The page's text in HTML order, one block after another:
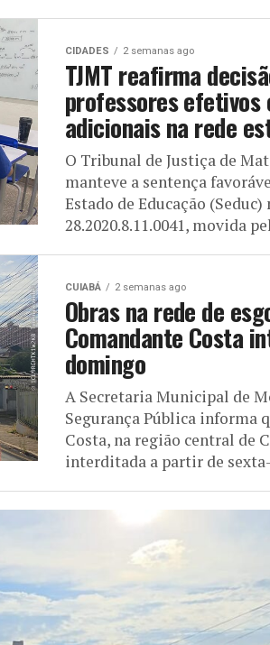
CIDADES 2 semanas ago
TJMT reafirma
professores efetivos
adicionais na rede
O Tribunal de Justiça de
manteve a sentença
Estado de Educação (Seduc)
28.2020.8.11.0041, movida
CUIABÁ 2 semanas ago
Obras na rede de
Comandante Costa
domingo
A Secretaria Municipal de
Segurança Pública informa
Costa, na região central de
interditada a partir de